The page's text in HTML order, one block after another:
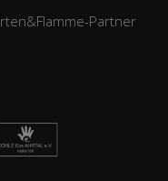
Partner